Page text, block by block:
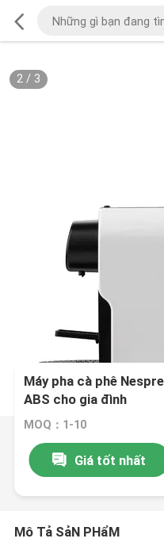
2/ 3
Máy pha cà phê
ABS cho gia đình
MOQ：1-10
Giá tốt nhất
Mô Tả SảN PHẩM